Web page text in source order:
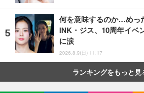
何を意味するのか…めっ
INK・ジス、10周年イベ
に涙
2026.8.9(日) 11:17
ランキングをもっと見